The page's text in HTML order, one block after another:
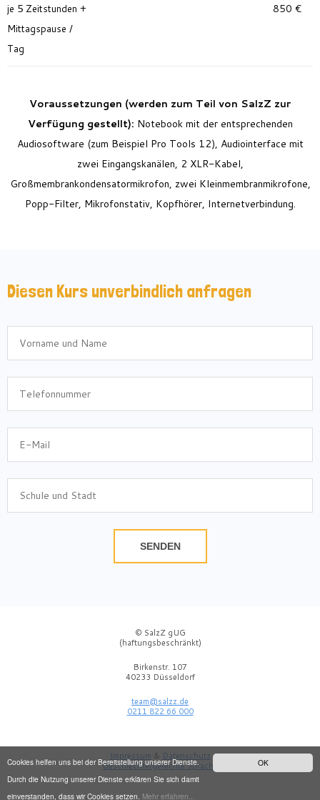
OK
Cookies helfen uns bei der Bereitstellung unserer Dienste.
Durch die Nutzung unserer Dienste erklären Sie sich damit
einverstanden, dass wir Cookies setzen. Mehr erfahren...
je 5 Zeitstunden +
Mittagspause /
Tag
850 €
Voraussetzungen (werden zum Teil von SalzZ zur
Verfügung gestellt): Notebook mit der entsprechenden
Audiosoftware (zum Beispiel Pro Tools 12), Audiointerface mit
zwei Eingangskanälen, 2 XLR-Kabel,
Großmembrankondensatormikrofon, zwei Kleinmembranmikrofone,
Popp-Filter, Mikrofonstativ, Kopfhörer, Internetverbindung.
Diesen Kurs unverbindlich anfragen
SENDEN
© SalzZ gUG
(haftungsbeschränkt)
Birkenstr. 107
40233 Düsseldorf
team@salzz.de
0211 822 66 000
Impressum & Datenschutz
Geschlechtergerechte Sprache